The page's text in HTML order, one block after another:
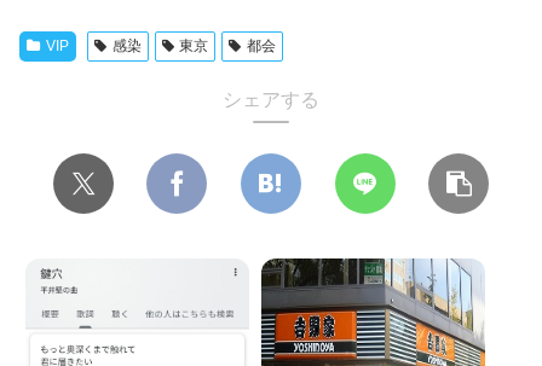
VIP 感染 東京 都会
シェアする